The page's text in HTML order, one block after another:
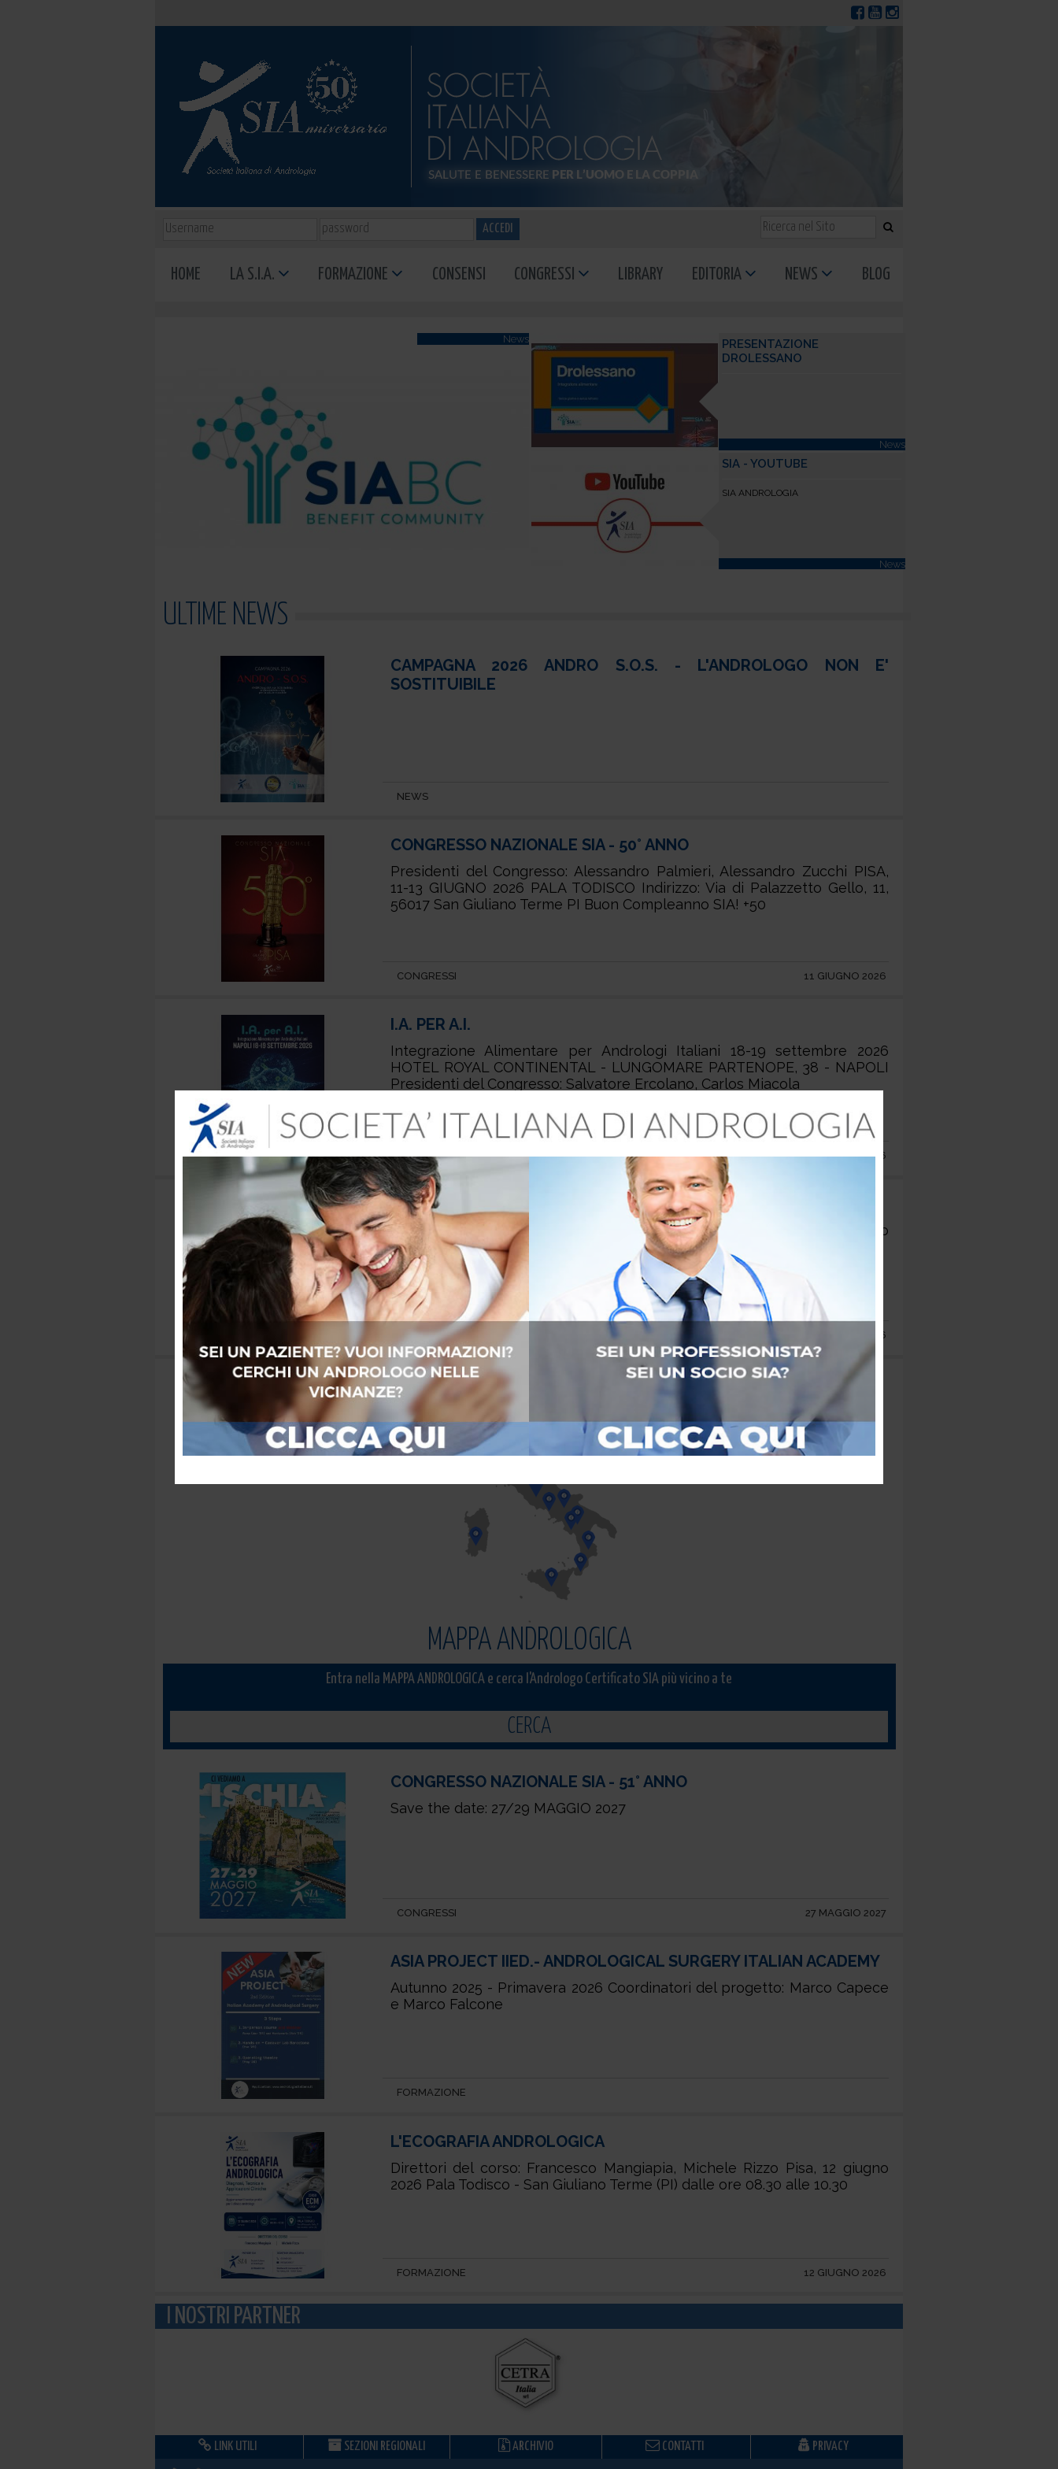
ACCEDI
HOME LA S.I.A. FORMAZIONE CONSENSI CONGRESSI LIBRARY EDITORIA NEWS BLOG
News
PRESENTAZIONE
DROLESSANO
News
SIA - YOUTUBE
SIA ANDROLOGIA
News
ULTIME NEWS
CAMPAGNA 2026 ANDRO S.O.S. - L'ANDROLOGO NON E'
SOSTITUIBILE
NEWS
CONGRESSO NAZIONALE SIA - 50° ANNO
Presidenti del Congresso: Alessandro Palmieri, Alessandro Zucchi PISA,
11-13 GIUGNO 2026 PALA TODISCO Indirizzo: Via di Palazzetto Gello, 11,
56017 San Giuliano Terme PI Buon Compleanno SIA! +50
CONGRESSI 11 GIUGNO 2026
I.A. PER A.I.
Integrazione Alimentare per Andrologi Italiani 18-19 settembre 2026
HOTEL ROYAL CONTINENTAL - LUNGOMARE PARTENOPE, 38 - NAPOLI
Presidenti del Congresso: Salvatore Ercolano, Carlos Miacola
CONGRESSI 18 SETTEMBRE 2026
CERTIFICAZIONE ANDROLOGICA 2026
Nuova certificazione con Corso residenziale: Roma 6/8 maggio
2026 presso la sede SIA in Via Torino, 135
FORMAZIONE 06 MAGGIO 2026
MAPPA ANDROLOGICA
Entra nella MAPPA ANDROLOGICA e cerca l'Andrologo Certificato SIA più vicino a te
CERCA
CONGRESSO NAZIONALE SIA - 51° ANNO
Save the date: 27/29 MAGGIO 2027
CONGRESSI 27 MAGGIO 2027
ASIA PROJECT IIED.- ANDROLOGICAL SURGERY ITALIAN ACADEMY
Autunno 2025 - Primavera 2026 Coordinatori del progetto: Marco Capece
e Marco Falcone
FORMAZIONE
L'ECOGRAFIA ANDROLOGICA
Direttori del corso: Francesco Mangiapia, Michele Rizzo Pisa, 12 giugno
2026 Pala Todisco - San Giuliano Terme (PI) dalle ore 08.30 alle 10.30
FORMAZIONE 12 GIUGNO 2026
I NOSTRI PARTNER
LINK UTILI SEZIONI REGIONALI ARCHIVIO CONTATTI PRIVACY